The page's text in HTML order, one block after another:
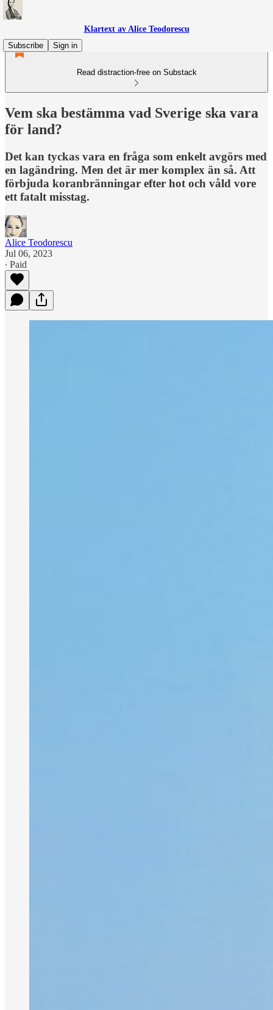
Klartext av Alice Teodorescu
Subscribe
Sign in
Read distraction-free on Substack
Vem ska bestämma vad Sverige ska vara
för land?
Det kan tyckas vara en fråga som enkelt avgörs med
en lagändring. Men det är mer komplex än så. Att
förbjuda koranbränningar efter hot och våld vore
ett fatalt misstag.
Alice Teodorescu
Jul 06, 2023
∙ Paid